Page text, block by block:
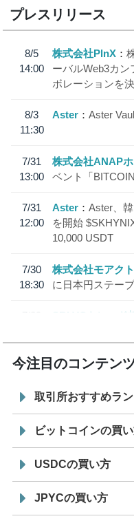
プレスリリース
8/5
14:00
株式会社PlnX
ーバルWeb3カン
ボレーションを
8/3
11:30
Aster Aster
7/31
13:00
株式会社ANAP
ベント「
7/31
12:00
Aster
Aster、
を開始
10,000 USDT
7/30
18:30
株式会社モアクト
に日本円ステー
7/29
SBI VCトレード
今注目のコンテン
取引所おすすめラ
ビットコインの買
USDCの買い方
JPYCの買い方